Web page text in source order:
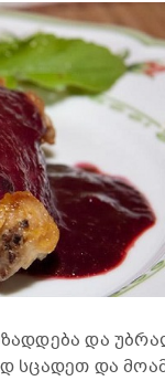
და
სცადეთ და